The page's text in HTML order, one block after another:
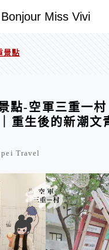
Bonjour Miss Vivi
景點
點-空軍三重一村
重生後的新潮文
Travel